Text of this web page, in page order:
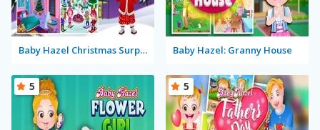
Baby Hazel Christmas Surprise Baby Hazel: Granny House
5 5